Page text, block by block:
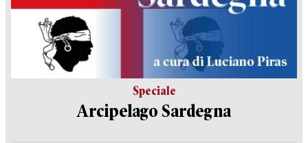
Speciale
Arcipelago Sardegna